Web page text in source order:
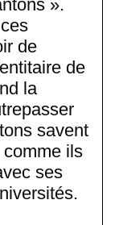
».
de
de
la
savent
ils
ses